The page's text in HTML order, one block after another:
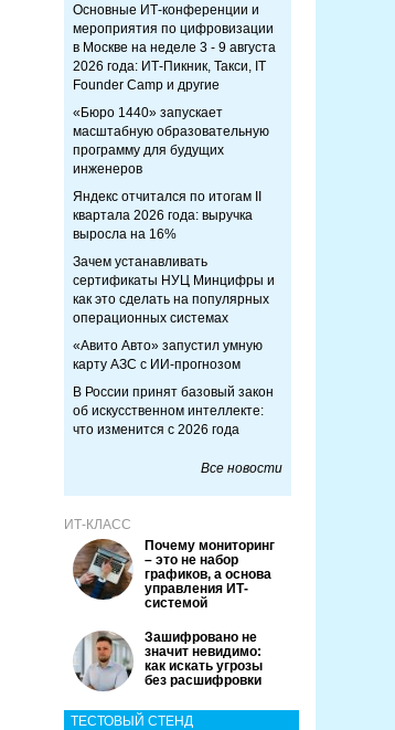
Основные ИТ-конференции и
мероприятия по цифровизации
в Москве на неделе 3 - 9 августа
2026 года: ИТ-Пикник, Такси, IT
Founder Camp и другие
«Бюро 1440» запускает
масштабную образовательную
программу для будущих
инженеров
Яндекс отчитался по итогам II
квартала 2026 года: выручка
выросла на 16%
Зачем устанавливать
сертификаты НУЦ Минцифры и
как это сделать на популярных
операционных системах
«Авито Авто» запустил умную
карту АЗС с ИИ-прогнозом
В России принят базовый закон
об искусственном интеллекте:
что изменится с 2026 года
Все новости
ИТ-КЛАСС
Почему мониторинг
– это не набор
графиков, а основа
управления ИТ-
системой
Зашифровано не
значит невидимо:
как искать угрозы
без расшифровки
ТЕСТОВЫЙ СТЕНД